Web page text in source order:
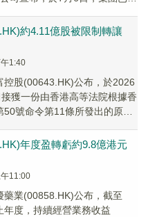
約4.11億股被限制轉讓
1:40
控股(00643.HK)公布，於2026
獲一份由香港高等法院根據香
號命令第11條所發出的原始
年度盈轉虧約9.8億港元
11:00
藥業(00858.HK)公布，截至
年度，持續經營業務收益